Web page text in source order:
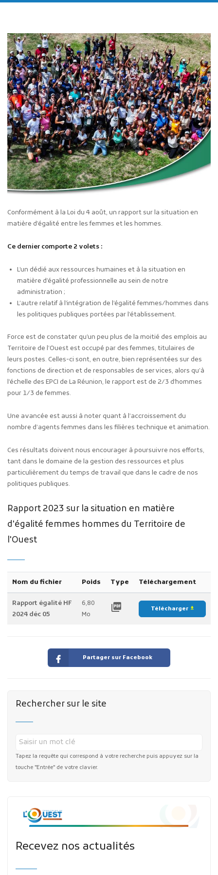
Publicité des actes
Marchés publics
Projets financés par l'Europe
Plans d'accès
Conformément à la Loi du 4 août, un rapport sur la situation en
matière d’égalité entre les femmes et les hommes.
Ce dernier comporte 2 volets :
L’un dédié aux ressources humaines et à la situation en
matière d’égalité professionnelle au sein de notre
administration ;
L’autre relatif à l’intégration de l’égalité femmes/hommes dans
les politiques publiques portées par l’établissement.
Force est de constater qu’un peu plus de la moitié des emplois au
Territoire de l’Ouest est occupé par des femmes, titulaires de
leurs postes. Celles-ci sont, en outre, bien représentées sur des
fonctions de direction et de responsables de services, alors qu’à
l’échelle des EPCI de La Réunion, le rapport est de 2/3 d’hommes
pour 1/3 de femmes.
Une avancée est aussi à noter quant à l’accroissement du
nombre d’agents femmes dans les filières technique et animation.
Ces résultats doivent nous encourager à poursuivre nos efforts,
tant dans le domaine de la gestion des ressources et plus
particulièrement du temps de travail que dans le cadre de nos
politiques publiques.
Rapport 2023 sur la situation en matière
d'égalité femmes hommes du Territoire de
l'Ouest
Nom du fichier Poids Type Téléchargement
Rapport égalité HF
2024 déc 05
6,80
Mo
picture_as_pdf Télécharger file_download
Partager sur Facebook
Rechercher sur le site
Tapez la requête qui correspond à votre recherche puis appuyez sur la
touche "Entrée" de votre clavier.
Recevez nos actualités